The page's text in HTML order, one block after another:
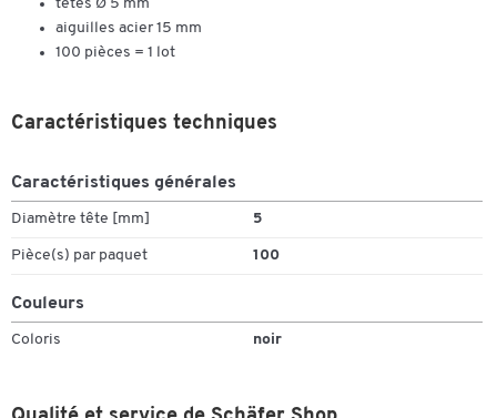
têtes Ø 5 mm
aiguilles acier 15 mm
100 pièces = 1 lot
Caractéristiques techniques
Caractéristiques générales
Diamètre tête [mm] 5
Pièce(s) par paquet 100
Couleurs
Coloris noir